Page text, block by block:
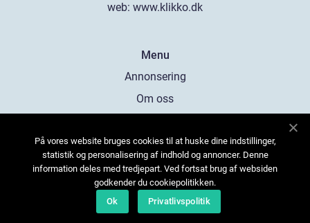
web: www.klikko.dk
Menu
Annonsering
Om oss
Kontakta oss
Sitemap
På vores website bruges cookies til at huske dine indstillinger,
statistik og personalisering af indhold og annoncer. Denne
information deles med tredjepart. Ved fortsat brug af websiden
godkender du cookiepolitikken.
Ok
Privatlivspolitik